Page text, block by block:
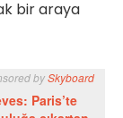
bir araya